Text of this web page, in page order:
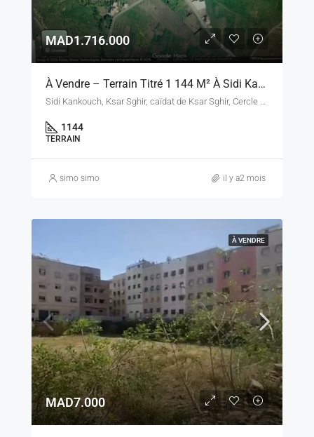
MAD1.716.000
À Vendre – Terrain Titré 1 144 M² À Sidi Kankouch, Ksar Sghir – Province Fahs-Anjra
1144
TERRAIN
simo simo il y a2 mois
À VENDRE
MAD7.000